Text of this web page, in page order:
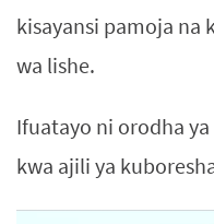
kisayansi pamoja na
wa lishe.
Ifuatayo ni orodha
kwa ajili ya